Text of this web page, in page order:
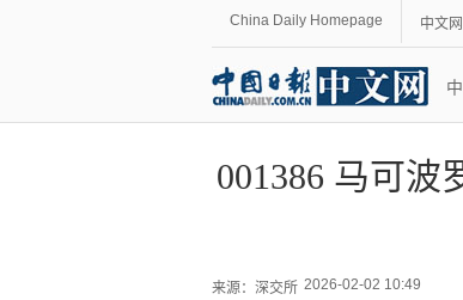
China Daily Homepage 中文
001386 马可波
来源： 深交所 2026-02-02 10:49